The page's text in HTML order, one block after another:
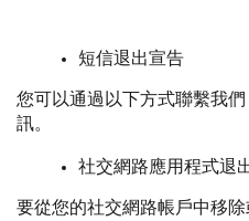
短信退出宣告
您可以通過以下方式聯繫我
訊。
社交網路應用程式退
要從您的社交網路帳戶中移